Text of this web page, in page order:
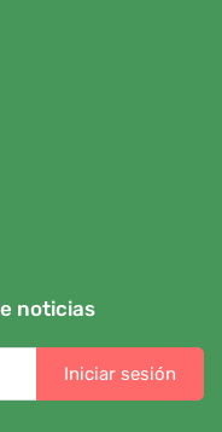
noticias
Iniciar sesión